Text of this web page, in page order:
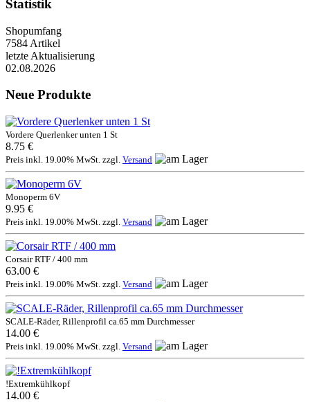
Statistik
Shopumfang
7584 Artikel
letzte Aktualisierung
02.08.2026
Neue Produkte
Vordere Querlenker unten 1 St
8.75 €
Preis inkl. 19.00% MwSt. zzgl. Versand
Monoperm 6V
9.95 €
Preis inkl. 19.00% MwSt. zzgl. Versand
Corsair RTF / 400 mm
63.00 €
Preis inkl. 19.00% MwSt. zzgl. Versand
SCALE-Räder, Rillenprofil ca.65 mm Durchmesser
14.00 €
Preis inkl. 19.00% MwSt. zzgl. Versand
!Extremkühlkopf
14.00 €